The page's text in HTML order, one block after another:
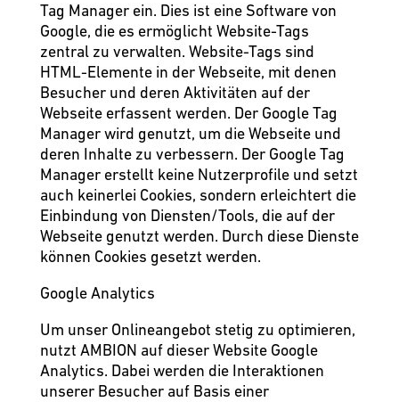
Tag Manager ein. Dies ist eine Software von
Google, die es ermöglicht Website-Tags
zentral zu verwalten. Website-Tags sind
HTML-Elemente in der Webseite, mit denen
Besucher und deren Aktivitäten auf der
Webseite erfassent werden. Der Google Tag
Manager wird genutzt, um die Webseite und
deren Inhalte zu verbessern. Der Google Tag
Manager erstellt keine Nutzerprofile und setzt
auch keinerlei Cookies, sondern erleichtert die
Einbindung von Diensten/Tools, die auf der
Webseite genutzt werden. Durch diese Dienste
können Cookies gesetzt werden.
Google Analytics
Um unser Onlineangebot stetig zu optimieren,
nutzt AMBION auf dieser Website Google
Analytics. Dabei werden die Interaktionen
unserer Besucher auf Basis einer